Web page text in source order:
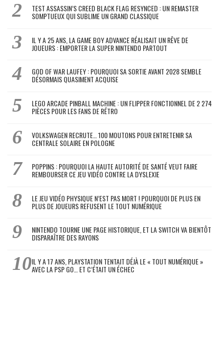
TEST ASSASSIN’S CREED BLACK FLAG RESYNCED : UN REMASTER
SOMPTUEUX QUI SUBLIME UN GRAND CLASSIQUE
IL Y A 25 ANS, LA GAME BOY ADVANCE RÉALISAIT UN RÊVE DE
JOUEURS : EMPORTER LA SUPER NINTENDO PARTOUT
GOD OF WAR LAUFEY : POURQUOI SA SORTIE AVANT 2028 SEMBLE
DÉSORMAIS QUASIMENT ACQUISE
LEGO ARCADE PINBALL MACHINE : UN FLIPPER FONCTIONNEL DE 2 274
PIÈCES POUR LES FANS DE RÉTRO
VOLKSWAGEN RECRUTE… 100 MOUTONS POUR ENTRETENIR SA
CENTRALE SOLAIRE EN POLOGNE
POPPINS : POURQUOI LA HAUTE AUTORITÉ DE SANTÉ VEUT FAIRE
REMBOURSER CE JEU VIDÉO CONTRE LA DYSLEXIE
LE JEU VIDÉO PHYSIQUE N’EST PAS MORT ! POURQUOI DE PLUS EN
PLUS DE JOUEURS REFUSENT LE TOUT NUMÉRIQUE
NINTENDO TOURNE UNE PAGE HISTORIQUE, ET LA SWITCH VA BIENTÔT
DISPARAÎTRE DES RAYONS
IL Y A 17 ANS, PLAYSTATION TENTAIT DÉJÀ LE « TOUT NUMÉRIQUE »
AVEC LA PSP GO… ET C’ÉTAIT UN ÉCHEC